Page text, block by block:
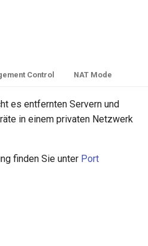
Control NAT Mode
es entfernten Servern und
in einem privaten Netzwerk
finden Sie unter Port